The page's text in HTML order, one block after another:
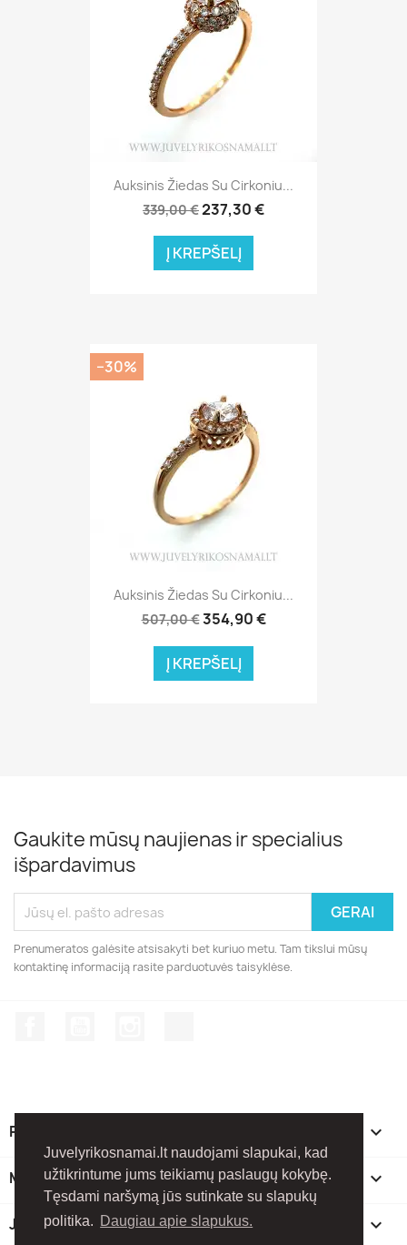
Juvelyrikosnamai.lt naudojami slapukai, kad
užtikrintume jums teikiamų paslaugų kokybę.
Tęsdami naršymą jūs sutinkate su slapukų
politika. Daugiau apie slapukus.
Auksinis Žiedas Su Cirkoniu...
339,00 €237,30 €
Į KREPŠELĮ
Auksinis Žiedas Su Cirkoniu...
507,00 €354,90 €
Į KREPŠELĮ
−30%
Gaukite mūsų naujienas ir specialius
išpardavimus
Prenumeratos galėsite atsisakyti bet kuriuo metu. Tam tikslui mūsų
kontaktinę informaciją rasite parduotuvės taisyklėse.
PREKĖS 
MŪSŲ ĮMONĖ 
JŪSŲ PASKYRA 